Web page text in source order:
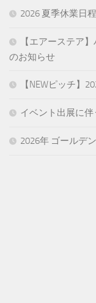
2026 夏季休業日
【エアーステア
のお知らせ
【NEWピッチ】
イベント出展に
2026年 ゴールデ